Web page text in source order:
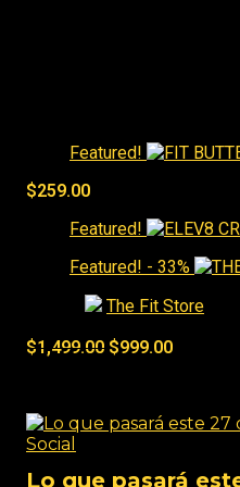
Featured!
$259.00
Featured!
Featured! - 33%
The Fit Store
$1,499.00 $999.00
Social
Lo que pasará